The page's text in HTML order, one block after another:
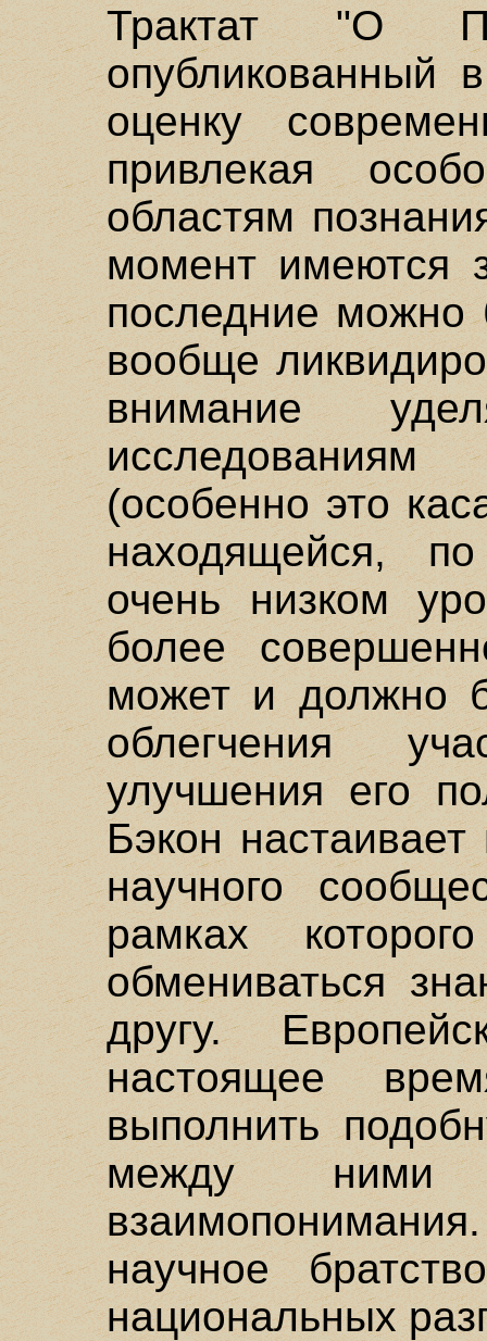
Трактат "О
опубликованный
оценку
привлекая
областям
момент имеются
последние можно
вообще
внимание
(особенно это
находящейся,
очень низком
более
может и должно
облегчения
улучшения его
Бэкон
научного
рамках
обмениваться
другу.
настоящее
выполнить
между ними
научное
национальных